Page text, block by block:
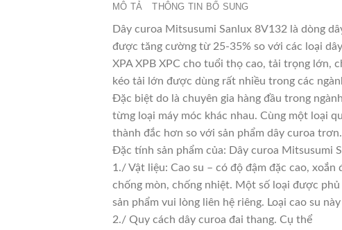
MÔ TẢ THÔNG TIN BỔ SUNG
Dây curoa Mitsusumi Sanlux 8V132 là dòng
được tăng cường từ 25-35% so với các loại
XPA XPB XPC cho tuổi thọ cao, tải trọng lớn,
kéo tải lớn được dùng rất nhiều trong các
Đặc biệt do là chuyên gia hàng đầu trong
từng loại máy móc khác nhau. Cùng một loại
thành đắc hơn so với sản phẩm dây curoa
Đặc tính sản phẩm của: Dây curoa Mitsusumi
1./ Vật liệu: Cao su – có độ đậm đặc cao,
chống mòn, chống nhiệt. Một số loại được
sản phẩm vui lòng liên hệ riêng. Loại cao su
2./ Quy cách dây curoa đai thang. Cụ thể